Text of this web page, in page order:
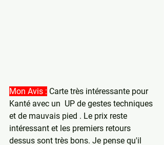
Mon Avis : Carte très intéressante pour
Kanté avec un  UP de gestes techniques
et de mauvais pied . Le prix reste
intéressant et les premiers retours
dessus sont très bons. Je pense qu'il